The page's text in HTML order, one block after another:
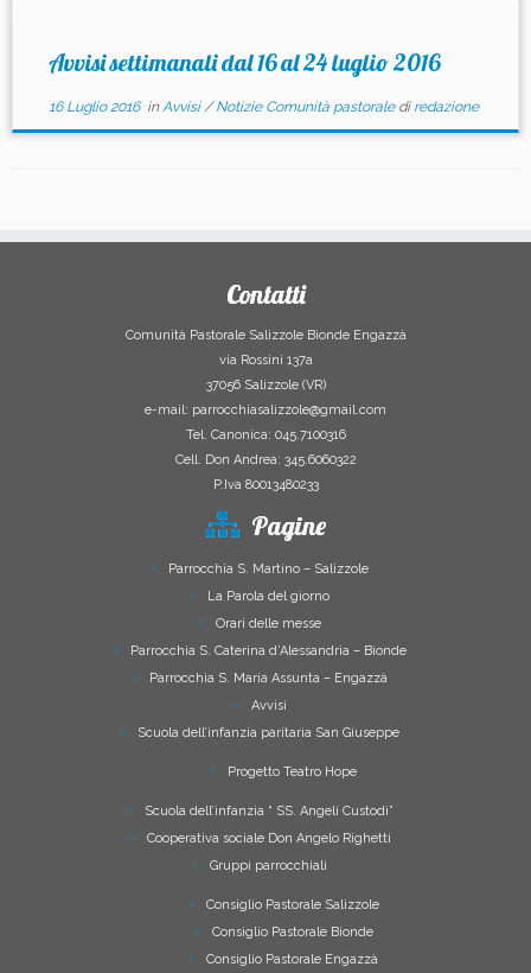
Avvisi settimanali dal 16 al 24 luglio 2016
16 Luglio 2016inAvvisi/Notizie Comunità pastorale di redazione
Contatti
Comunità Pastorale Salizzole Bionde Engazzà
via Rossini 137a
37056 Salizzole (VR)
e-mail: parrocchiasalizzole@gmail.com
Tel. Canonica: 045.7100316
Cell. Don Andrea: 345.6060322
P.Iva 80013480233
Pagine
Parrocchia S. Martino – Salizzole
La Parola del giorno
Orari delle messe
Parrocchia S. Caterina d’Alessandria – Bionde
Parrocchia S. Maria Assunta – Engazzà
Avvisi
Scuola dell’infanzia paritaria San Giuseppe
Progetto Teatro Hope
Scuola dell’infanzia “ SS. Angeli Custodi”
Cooperativa sociale Don Angelo Righetti
Gruppi parrocchiali
Consiglio Pastorale Salizzole
Consiglio Pastorale Bionde
Consiglio Pastorale Engazzà